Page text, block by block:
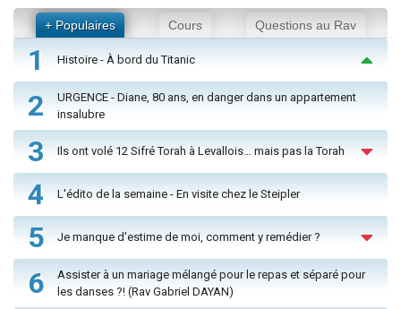
+ Populaires Cours Questions au Rav
1 Histoire - À bord du Titanic
2
URGENCE - Diane, 80 ans, en danger dans un appartement
insalubre
3 Ils ont volé 12 Sifré Torah à Levallois… mais pas la Torah
4 L'édito de la semaine - En visite chez le Steipler
5 Je manque d'estime de moi, comment y remédier ?
6
Assister à un mariage mélangé pour le repas et séparé pour
les danses ?! (Rav Gabriel DAYAN)